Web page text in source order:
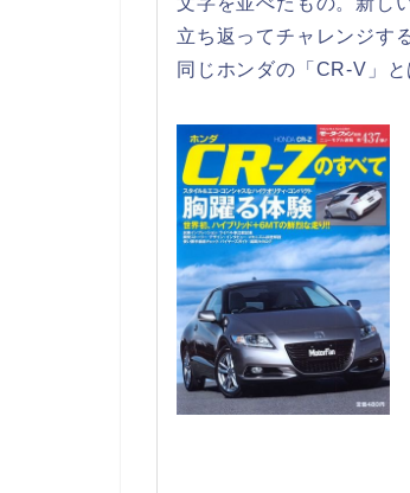
立ち返ってチャレンジす
同じホンダの「CR-V」